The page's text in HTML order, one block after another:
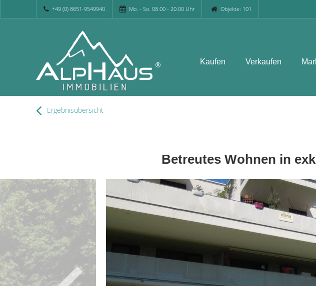
+49 (0) 8651-9549940 Mo. - So. 08.00 - 20.00 Uhr Objekte: 101
Kaufen Verkaufen
Ergebnisübersicht
Betreutes Wohnen in